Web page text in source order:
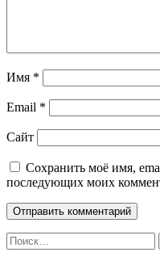
Имя *
Email *
Сайт
Сохранить моё имя,
последующих моих
Найти: